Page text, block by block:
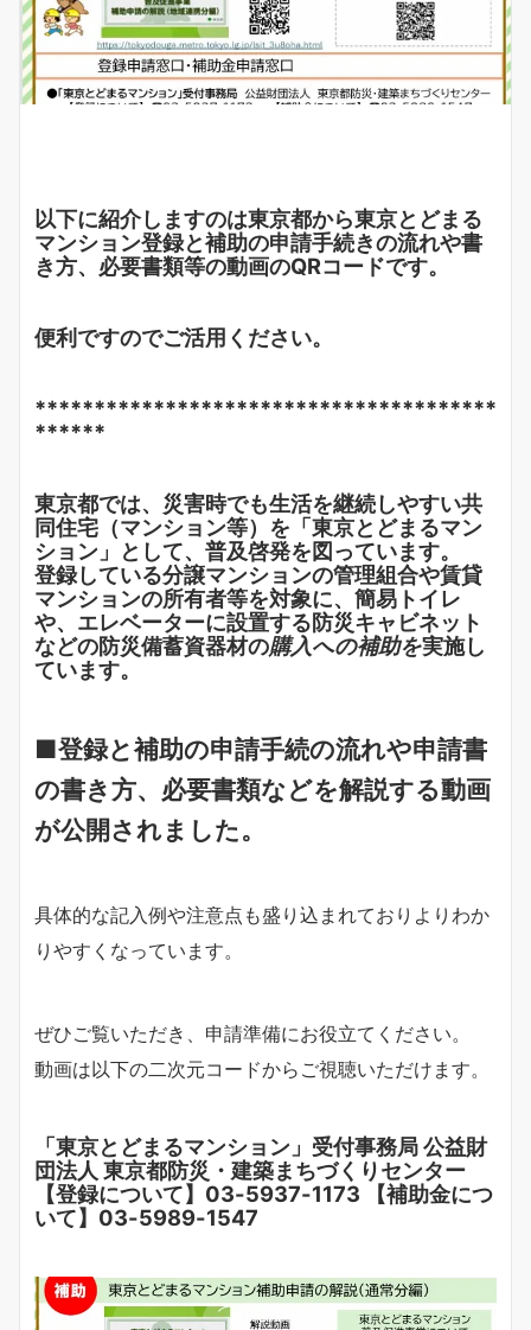
以下に紹介しますのは東京都から東京とどまる
マンション登録と補助の申請手続きの流れや書
き方、必要書類等の動画のQRコードです。
便利ですのでご活用ください。
***************************************
******
東京都では、災害時でも生活を継続しやすい共
同住宅（マンション等）を「東京とどまるマン
ション」として、普及啓発を図っています。
登録している分譲マンションの管理組合や賃貸
マンションの所有者等を対象に、簡易トイレ
や、エレベーターに設置する防災キャビネット
などの防災備蓄資器材の購入への補助を実施し
ています。
■登録と補助の申請手続の流れや申請書
の書き方、必要書類などを解説する動画
が公開されました。
具体的な記入例や注意点も盛り込まれておりよりわか
りやすくなっています。
ぜひご覧いただき、申請準備にお役立てください。
動画は以下の二次元コードからご視聴いただけます。
「東京とどまるマンション」受付事務局 公益財
団法人 東京都防災・建築まちづくりセンター
【登録について】03-5937-1173 【補助金につ
いて】03-5989-1547